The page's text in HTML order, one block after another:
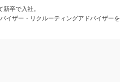
卒で入社。
イザー・リクルーティングアドバイザーを